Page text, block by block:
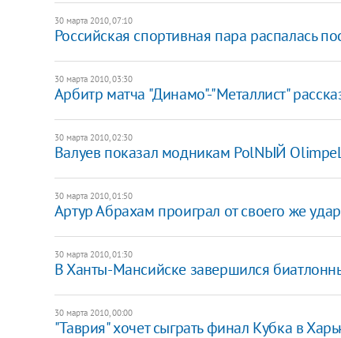
30 марта 2010, 07:10
Российская спортивная пара распалась
30 марта 2010, 03:30
Арбитр матча "Динамо"-"Металлист"
30 марта 2010, 02:30
Валуев показал модникам PolNЫЙ
30 марта 2010, 01:50
Артур Абрахам проиграл от своего же
30 марта 2010, 01:30
В Ханты-Мансийске завершился
30 марта 2010, 00:00
"Таврия" хочет сыграть финал Кубка в